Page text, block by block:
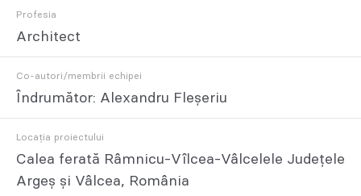
Profesia
Architect
Co-autori/membrii echipei
Îndrumător: Alexandru Fleșeriu
Locația proiectului
Calea ferată Râmnicu-Vîlcea-Vâlcelele Județele
Argeș și Vâlcea, România